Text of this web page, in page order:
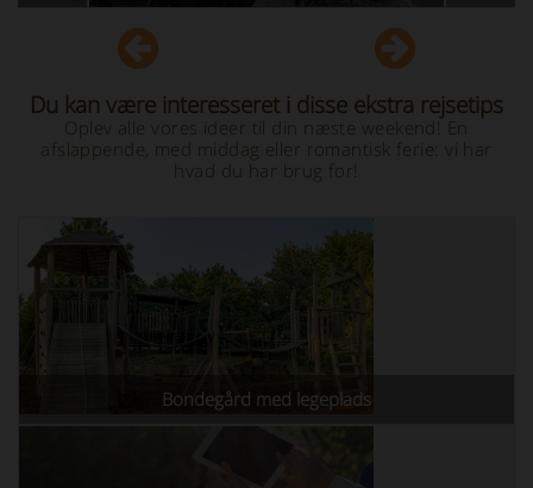
Du kan være interesseret i disse ekstra rejsetips
Oplev alle vores ideer til din næste weekend! En
afslappende, med middag eller romantisk ferie: vi har
hvad du har brug for!
Bondegård med legeplads